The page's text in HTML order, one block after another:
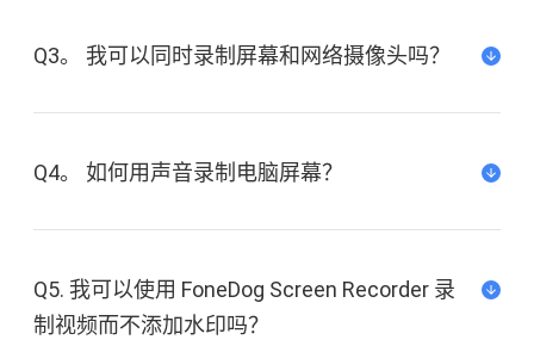
Q3。 我可以同时录制屏幕和网络摄像头吗？
Q4。 如何用声音录制电脑屏幕？
Q5. 我可以使用 FoneDog Screen Recorder 录
制视频而不添加水印吗？